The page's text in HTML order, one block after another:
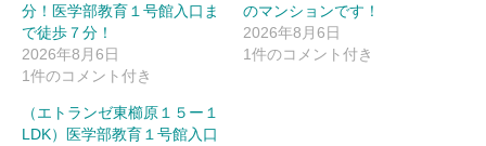
分！医学部教育１号館入口ま
で徒歩７分！
2026年8月6日
1件のコメント付き
のマンションです！
2026年8月6日
1件のコメント付き
（エトランゼ東櫛原１５ー１
LDK）医学部教育１号館入口